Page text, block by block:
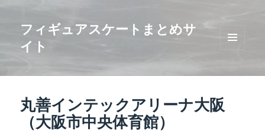
フィギュアスケートまとめサ
イト
ィジェ
丸善インテックアリーナ大阪
（大阪市中央体育館）